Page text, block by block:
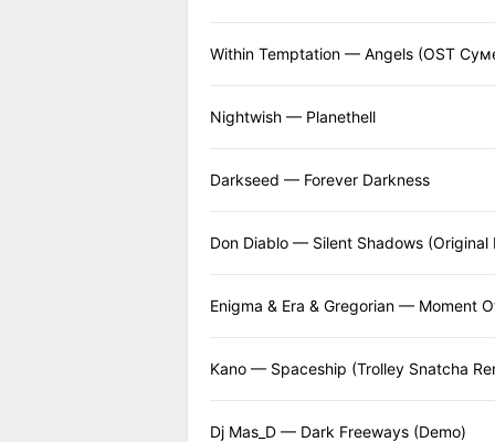
Within Temptation — Angels (OST
Nightwish — Planethell
Darkseed — Forever Darkness
Don Diablo — Silent Shadows (Original
Enigma & Era & Gregorian — Moment
Kano — Spaceship (Trolley Snatcha
Dj Mas_D — Dark Freeways (Demo)